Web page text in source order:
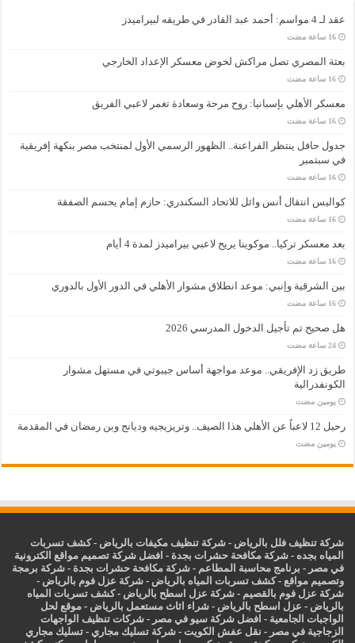
عقد لـ 4 مواسم: أحمد عبد القادر في طريقه لبيراميدز
‏16 ساعة مضت
بعثة المصري تصل مراكش لخوض معسكر الإعداد الخارجي
‏16 ساعة مضت
معسكر الأهلي بإسبانيا: روح مرحة وسعادة تغمر لاعبي الفريق
‏16 ساعة مضت
جدول حافل ينتظر الفراعنة.. الظهور الرسمي الأول لمنتخب مصر بنكهة إفريقية
في سبتمبر
‏16 ساعة مضت
كواليس انتقال أنس وائل للاتحاد السكندري: حازم إمام يحسم الصفقة
‏16 ساعة مضت
بعد معسكر تركيا.. موكوينا يريح لاعبي بيراميدز لمدة 4 أيام
‏16 ساعة مضت
بين الشرقية وإنبي: موعد انطلاق مشوار الأهلي في الدور الأول بالدوري
‏16 ساعة مضت
هل صحيح تم تأجيل الدخول المدرسي 2026
‏24 ساعة مضت
طريق زد الإفريقي.. موعد مواجهة أساس جيبوتي في مستهل مشوار
الكونفدرالية
‏يومين مضت
رحيل 12 لاعباً عن الأهلي هذا الصيف.. وتريزيجيه وديانج وبن رمضان في المقدمة
‏يومين مضت
شركة تنظيف فلل بالرياض -شركة تنظيف مكيفات بالرياض -كشف تسربات
المياه بجده -شركة مكافحة حشرات بجدة - افضل شركة تصميم مواقع الكترونية
في مصر - برنامج محاسبة المطاعم -شركة مكافحة حشرات بجدة -شركة برمجة
وتصميم مواقع -كشف تسربات المياه بالرياض -شركة عزل فوم بالرياض -
شركة عزل فوم بالقصيم -شركة عزل اسطح بالرياض -كشف تسربات المياه
بالرياض - عزل اسطح بالرياض -شراء اثاث مستعمل بالرياض - موقع لحل
الواجبات الجامعية - افضل شركة سيو في مصر -شركات تنظيف الواجهات
الزجاجية في مصر - نقل عفش الكويت -شركة تسليك مجاري -تسليك مجاري